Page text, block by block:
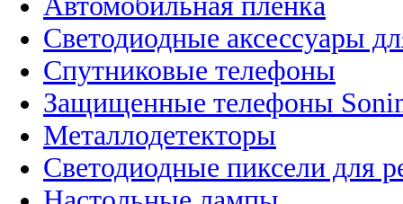
Светодиодные аксессуары
Спутниковые телефоны
Защищенные телефоны
Металлодетекторы
Светодиодные пиксели для